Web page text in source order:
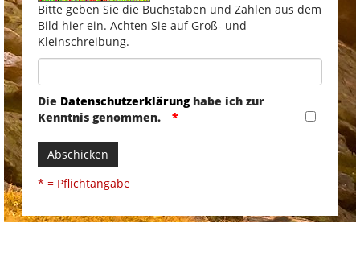
Bitte geben Sie die Buchstaben und Zahlen aus dem
Bild hier ein. Achten Sie auf Groß- und
Kleinschreibung.
Die Datenschutzerklärunghabe ich zur
Kenntnis genommen.
Abschicken
* = Pflichtangabe